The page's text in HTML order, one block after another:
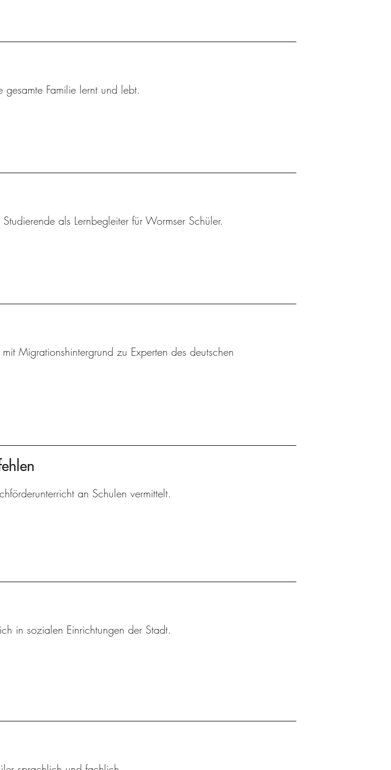
Familie lernt und lebt.
als Lernbegleiter für Wormser Schüler.
Migrationshintergrund zu Experten des deutschen
an Schulen vermittelt.
in sozialen Einrichtungen der Stadt.